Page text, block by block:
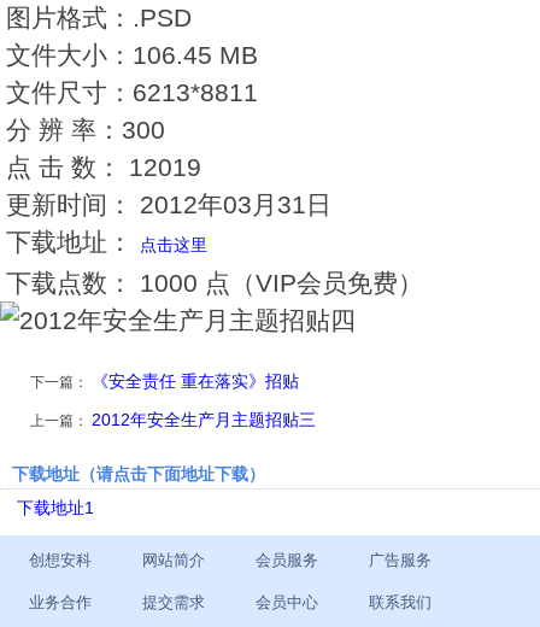
图片格式： .PSD
文件大小： 106.45 MB
文件尺寸： 6213*8811
分 辨 率： 300
点 击 数： 12019
更新时间： 2012年03月31日
下载地址：
点击这里
下载点数： 1000 点（VIP会员免费）
下一篇： 《安全责任 重在落实》招贴
上一篇： 2012年安全生产月主题招贴三
下载地址（请点击下面地址下载）
下载地址1
创想安科 网站简介 会员服务 广告服务
业务合作 提交需求 会员中心 联系我们